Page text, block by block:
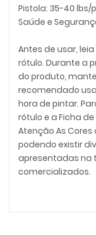
Pistola: 35-40 lbs/
Saúde e
Antes de usar,
rótulo. Durante a
do produto,
recomendado
hora de pintar.
rótulo e a Ficha
Atenção As
podendo existir
apresentadas na
comercializados.